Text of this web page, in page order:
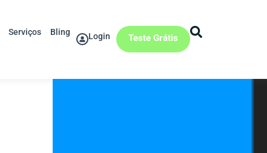
Serviços Bling Login Teste Grátis